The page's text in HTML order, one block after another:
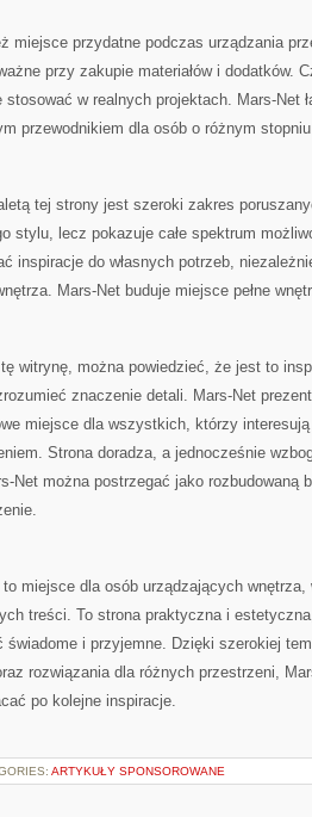
miejsce przydatne podczas urządzania
przy zakupie materiałów i dodatków.
stosować w realnych projektach. Mars-Net
przewodnikiem dla osób o różnym
tej strony jest szeroki zakres
stylu, lecz pokazuje całe spektrum
inspiracje do własnych potrzeb,
Mars-Net buduje miejsce pełne
witrynę, można powiedzieć, że jest to
znaczenie detali. Mars-Net
miejsce dla wszystkich, którzy
Strona doradza, a jednocześnie
Net można postrzegać jako rozbudowaną
to miejsce dla osób urządzających
treści. To strona praktyczna i
świadome i przyjemne. Dzięki szerokiej
rozwiązania dla różnych przestrzeni,
po kolejne inspiracje.
ARTYKUŁY SPONSOROWANE